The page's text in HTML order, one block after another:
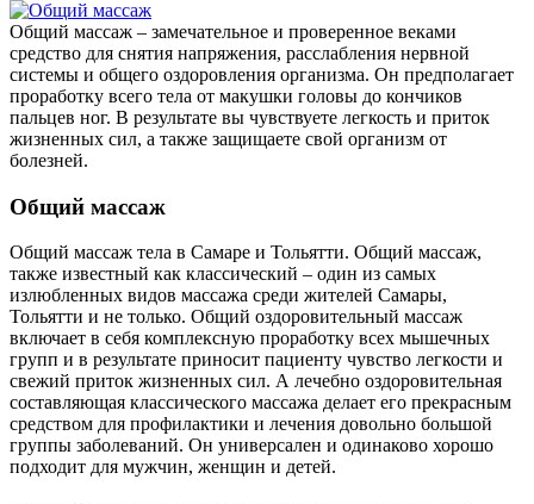
Общий массаж – замечательное и проверенное веками
средство для снятия напряжения, расслабления нервной
системы и общего оздоровления организма. Он предполагает
проработку всего тела от макушки головы до кончиков
пальцев ног. В результате вы чувствуете легкость и приток
жизненных сил, а также защищаете свой организм от
болезней.
Общий массаж
Общий массаж тела в Самаре и Тольятти. Общий массаж,
также известный как классический – один из самых
излюбленных видов массажа среди жителей Самары,
Тольятти и не только. Общий оздоровительный массаж
включает в себя комплексную проработку всех мышечных
групп и в результате приносит пациенту чувство легкости и
свежий приток жизненных сил. А лечебно оздоровительная
составляющая классического массажа делает его прекрасным
средством для профилактики и лечения довольно большой
группы заболеваний. Он универсален и одинаково хорошо
подходит для мужчин, женщин и детей.